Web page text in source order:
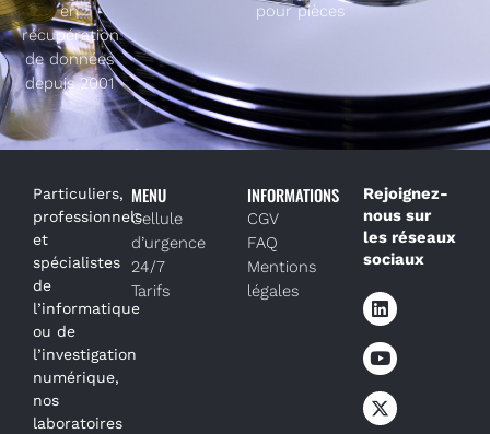
en
récupération
de données
depuis 2001
pour pièces
Particuliers,
professionnels
et
spécialistes
de
l’informatique
ou de
l’investigation
numérique,
nos
laboratoires
MENU
Cellule
d’urgence
24/7
Tarifs
INFORMATIONS
CGV
FAQ
Mentions
légales
Rejoignez-
nous sur
les réseaux
sociaux